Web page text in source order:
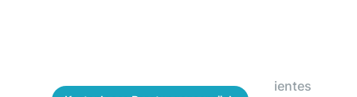
Effizientes